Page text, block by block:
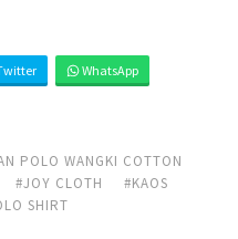
WhatsApp
POLO WANGKI COTTON
#JOY CLOTH
#KAOS
SHIRT